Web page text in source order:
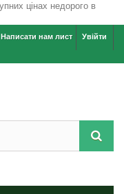
Увійти
Написати нам лист